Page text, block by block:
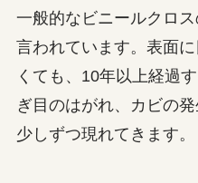
一般的なビニールクロ
言われています。表面
くても、10年以上経過
ぎ目のはがれ、カビの
少しずつ現れてきます。